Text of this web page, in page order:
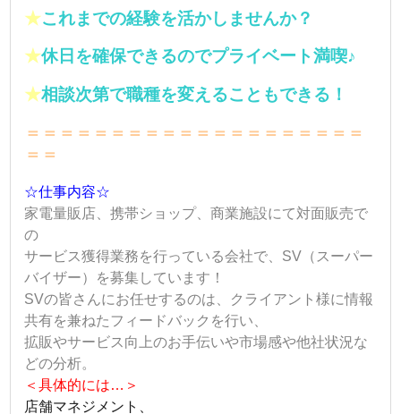
★これまでの経験を活かしませんか？
★休日を確保できるのでプライベート満喫♪
★相談次第で職種を変えることもできる！
＝＝＝＝＝＝＝＝＝＝＝＝＝＝＝＝＝＝＝＝
＝＝
☆仕事内容☆
家電量販店、携帯ショップ、商業施設にて対面販売で
の
サービス獲得業務を行っている会社で、SV（スーパー
バイザー）を募集しています！
SVの皆さんにお任せするのは、クライアント様に情報
共有を兼ねたフィードバックを行い、
拡販やサービス向上のお手伝いや市場感や他社状況な
どの分析。
＜具体的には…＞
店舗マネジメント、